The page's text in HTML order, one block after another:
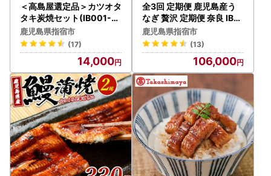
＜高島屋選定品＞カツオタ
タキ炭焼セット(IB001-01
4/58D0053)
鹿児島県指宿市
(17)
14,000
全3回 定期便 鹿児島産う
なぎ 贅沢 定期便 奈良 IBZ
020-001
鹿児島県指宿市
(13)
106,000